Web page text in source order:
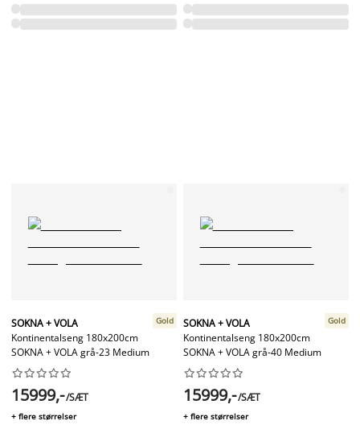
SOKNA + VOLA
Kontinentalseng 180x200cm
SOKNA + VOLA grå-23 Medium
Gold






15999,-/SÆT
+ flere størrelser
SOKNA + VOLA
Kontinentalseng 180x200cm
SOKNA + VOLA grå-40 Medium
Gold






15999,-/SÆT
+ flere størrelser